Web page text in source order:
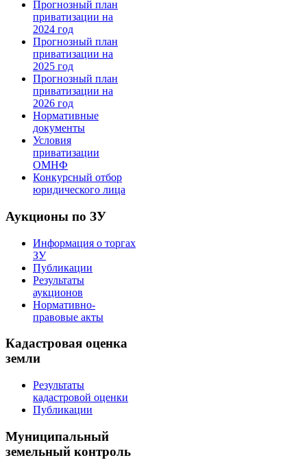
Прогнозный план
приватизации на
2024 год
Прогнозный план
приватизации на
2025 год
Прогнозный план
приватизации на
2026 год
Нормативные
документы
Условия
приватизации
ОМНФ
Конкурсный отбор
юридического лица
Аукционы по ЗУ
Информация о торгах
ЗУ
Публикации
Результаты
аукционов
Нормативно-
правовые акты
Кадастровая оценка
земли
Результаты
кадастровой оценки
Публикации
Муниципальный
земельный контроль